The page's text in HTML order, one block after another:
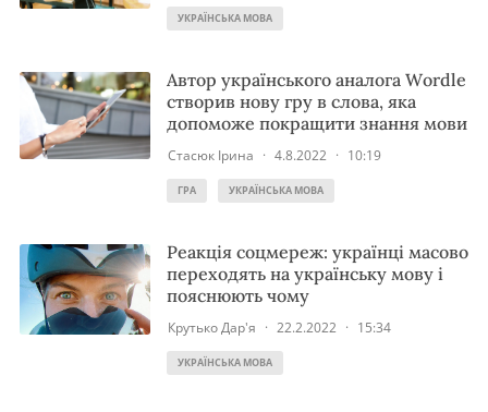
УКРАЇНСЬКА МОВА
Автор українського аналога Wordle
створив нову гру в слова, яка
допоможе покращити знання мови
Стасюк Ірина · 4.8.2022 · 10:19
ГРА УКРАЇНСЬКА МОВА
Реакція соцмереж: українці масово
переходять на українську мову і
пояснюють чому
Крутько Дар'я · 22.2.2022 · 15:34
УКРАЇНСЬКА МОВА